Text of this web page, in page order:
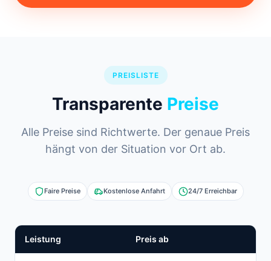
PREISLISTE
Transparente Preise
Alle Preise sind Richtwerte. Der genaue Preis
hängt von der Situation vor Ort ab.
Faire Preise Kostenlose Anfahrt 24/7 Erreichbar
Leistung Preis ab